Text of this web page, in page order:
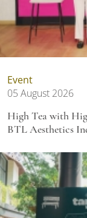
Event
05 August 2026
High Tea with
BTL Aesthetics